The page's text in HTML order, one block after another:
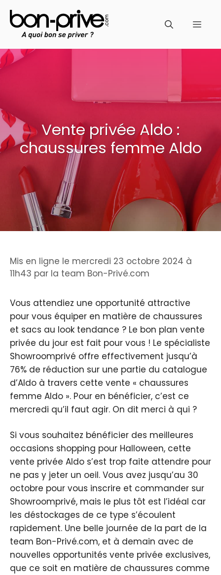
au
contenu
Vente privée Aldo :
chaussures femme Aldo
Mis en ligne le mercredi 23 octobre 2024 à
11h43 par la team Bon-Privé.com
Vous attendiez une opportunité attractive
pour vous équiper en matière de chaussures
et sacs au look tendance ? Le bon plan vente
privée du jour est fait pour vous ! Le spécialiste
Showroomprivé offre effectivement jusqu’à
76% de réduction sur une partie du catalogue
d’Aldo à travers cette vente « chaussures
femme Aldo ». Pour en bénéficier, c’est ce
mercredi qu’il faut agir. On dit merci à qui ?
Si vous souhaitez bénéficier des meilleures
occasions shopping pour Halloween, cette
vente privée Aldo s’est trop faite attendre pour
ne pas y jeter un oeil. Vous avez jusqu’au 30
octobre pour vous inscrire et commander sur
Showroomprivé, mais le plus tôt est l’idéal car
les déstockages de ce type s’écoulent
rapidement. Une belle journée de la part de la
team Bon-Privé.com, et à demain avec de
nouvelles opportunités vente privée exclusives,
que ce soit en matière de chaussures comme